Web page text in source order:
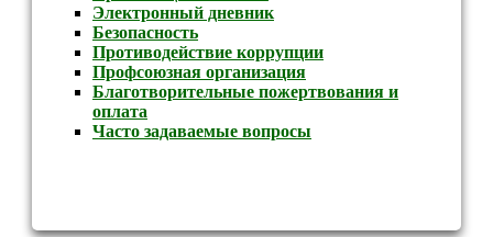
Электронный дневник
Безопасность
Противодействие коррупции
Профсоюзная организация
Благотворительные пожертвования и
оплата
Часто задаваемые вопросы